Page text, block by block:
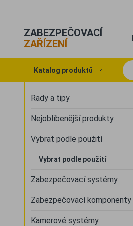
ZABEZPEČOVACÍ
ZAŘÍZENÍ
Katalog produktů
Rady a tipy
Nejoblíbenější produkty
Vybrat podle použití
Vybrat podle použití
Zabezpečovací systémy
Zabezpečovací komponenty
Kamerové systémy